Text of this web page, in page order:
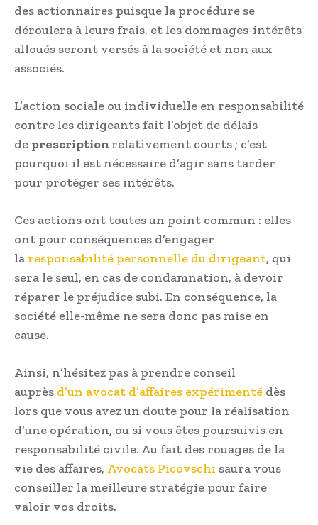
des actionnaires puisque la procédure se
déroulera à leurs frais, et les dommages-intérêts
alloués seront versés à la société et non aux
associés.
L’action sociale ou individuelle en responsabilité
contre les dirigeants fait l’objet de délais
de prescription relativement courts ; c’est
pourquoi il est nécessaire d’agir sans tarder
pour protéger ses intérêts.
Ces actions ont toutes un point commun : elles
ont pour conséquences d’engager
la responsabilité personnelle du dirigeant, qui
sera le seul, en cas de condamnation, à devoir
réparer le préjudice subi. En conséquence, la
société elle-même ne sera donc pas mise en
cause.
Ainsi, n’hésitez pas à prendre conseil
auprès d’un avocat d’affaires expérimenté dès
lors que vous avez un doute pour la réalisation
d’une opération, ou si vous êtes poursuivis en
responsabilité civile. Au fait des rouages de la
vie des affaires, Avocats Picovschi saura vous
conseiller la meilleure stratégie pour faire
valoir vos droits.